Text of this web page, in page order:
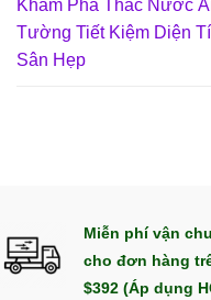
Khám Phá Thác Nước
Tường Tiết Kiệm Diện
Sân Hẹp
Miễn phí vận
cho đơn hàng
$392 (Áp dụng